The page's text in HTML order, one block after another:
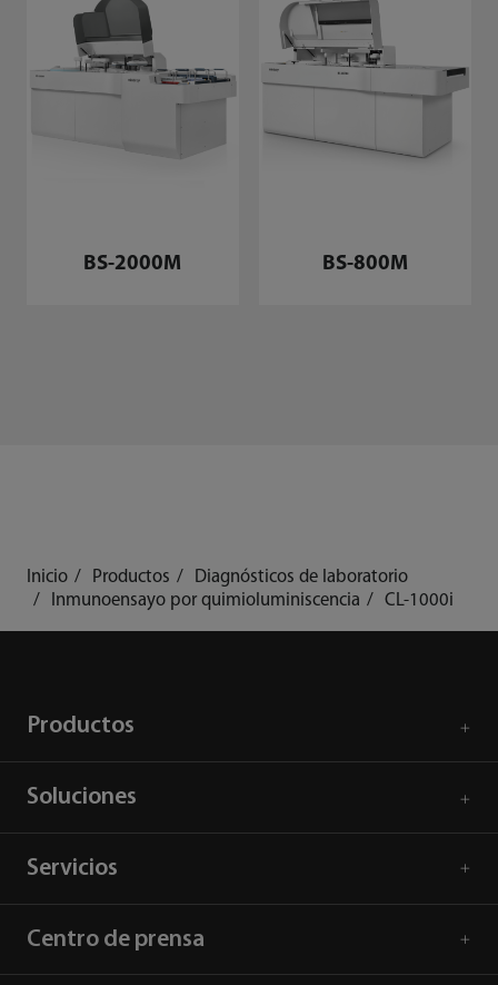
BS-2000M BS-800M
Inicio Productos
Diagnósticos de laboratorio
Inmunoensayo por quimioluminiscencia
CL-1000i
Productos
Soluciones
Servicios
Centro de prensa